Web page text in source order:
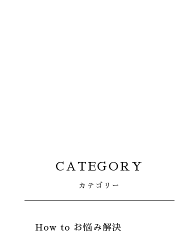
CATEGORY
カテゴリー
How to お悩み解決